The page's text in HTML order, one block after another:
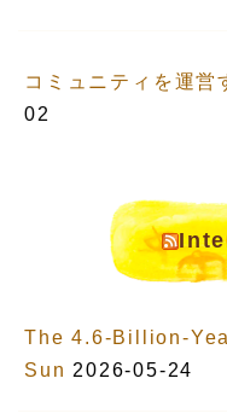
コミュニティを運営
02
The 4.6-Billion-
Sun 2026-05-24